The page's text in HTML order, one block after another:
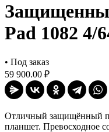
Pad 1082 4/
• Под заказ
59 900.00 ₽
Отличный защищённый
планшет. Превосходное